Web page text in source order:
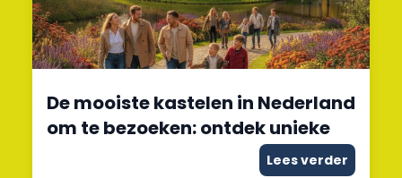
De mooiste kastelen in Nederland
om te bezoeken: ontdek unieke
Lees verder